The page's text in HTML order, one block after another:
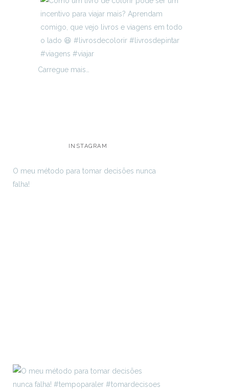
Carregue mais…
INSTAGRAM
O meu método para tomar decisões nunca
falha!